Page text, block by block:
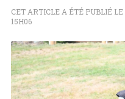
CET ARTICLE A ÉTÉ PUBLIÉ LE
15H06